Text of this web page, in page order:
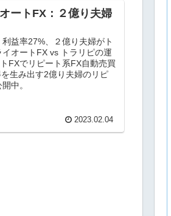
ートFX：２億り夫婦
益率27%、２億り夫婦がト
オートFX vs トラリピの運
FXでリピート系FX自動売買
生み出す2億り夫婦のリピ
中。
2023.02.04